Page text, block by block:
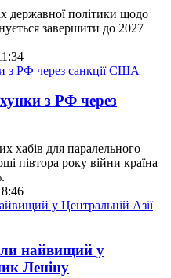
державної політики щодо
завершити до 2027
з РФ через
хабів для паралельного
півтора року війни країна
найвищий у
Леніну